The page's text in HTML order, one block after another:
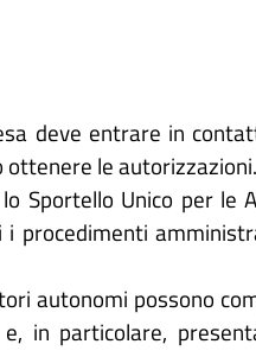
deve entrare in
le autorizzazioni.
Sportello Unico per le
procedimenti
autonomi possono
in particolare,